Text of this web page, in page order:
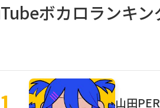
ボカロランキン
山田